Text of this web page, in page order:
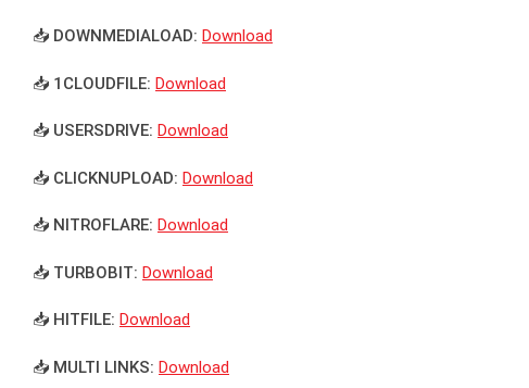
📥 DOWNMEDIALOAD: Download
📥 1CLOUDFILE: Download
📥 USERSDRIVE: Download
📥 CLICKNUPLOAD: Download
📥 NITROFLARE: Download
📥 TURBOBIT: Download
📥 HITFILE: Download
📥 MULTI LINKS: Download